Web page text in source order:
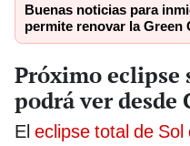
Buenas noticias para
permite renovar la Green
Próximo eclipse
podrá ver desde
El eclipse total de Sol